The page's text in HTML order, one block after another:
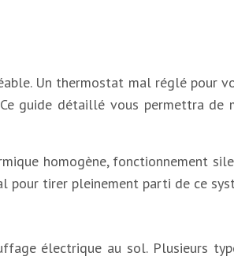
Un thermostat mal réglé
guide détaillé vous permettra
homogène, fonctionnement
pour tirer pleinement parti de ce
électrique au sol. Plusieurs